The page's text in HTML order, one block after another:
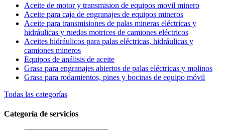
Aceite de motor y transmision de equipos movil minero
Aceite para caja de engranajes de equipos mineros
Aceite para transmisiones de palas mineras eléctricas y
hidráulicas y ruedas motrices de camiones eléctricos
Aceites hidráulicos para palas eléctricas, hidráulicas y
camiones mineros
Equipos de análisis de aceite
Grasa para engranajes abiertos de palas eléctricas y molinos
Grasa para rodamientos, pines y bocinas de equipo móvil
Todas las categorías
Categoría de servicios